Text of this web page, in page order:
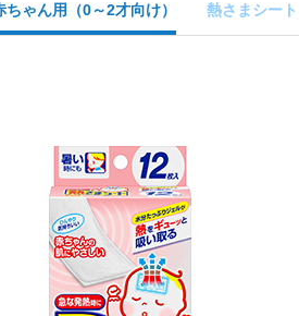
ゃん用（0～2才向け） 熱さまシー